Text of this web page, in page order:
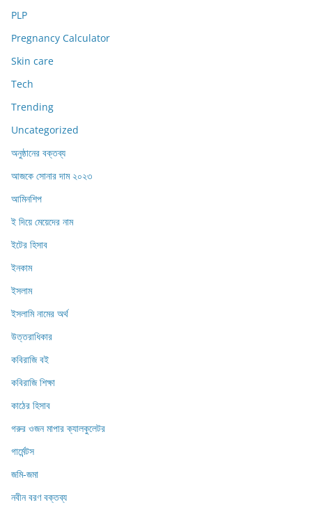
PLP
Pregnancy Calculator
Skin care
Tech
Trending
Uncategorized
অনুষ্ঠানের বক্তব্য
আজকে সোনার দাম ২০২৩
আমিনশিপ
ই দিয়ে মেয়েদের নাম
ইটের হিসাব
ইনকাম
ইসলাম
ইসলামি নামের অর্থ
উত্তরাধিকার
কবিরাজি বই
কবিরাজি শিক্ষা
কাঠের হিসাব
গরুর ওজন মাপার ক্যালকুলেটর
গার্মেন্টস
জমি-জমা
নবীন বরণ বক্তব্য